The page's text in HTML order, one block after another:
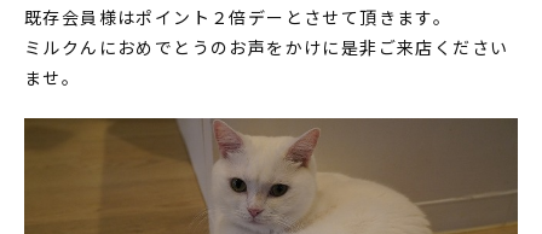
既存会員様はポイント２倍デーとさせて頂きます。
ミルクんにおめでとうのお声をかけに是非ご来店ください
ませ。